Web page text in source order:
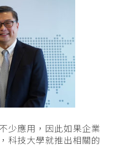
少應用，因此如果企業
科技大學就推出相關的